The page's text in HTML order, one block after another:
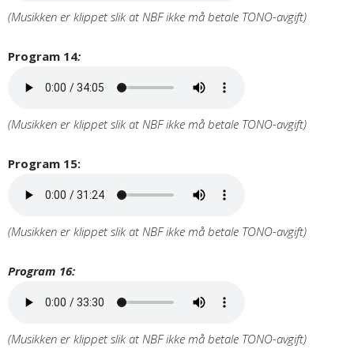
(Musikken er klippet slik at NBF ikke må betale TONO-avgift)
Program 14:
(Musikken er klippet slik at NBF ikke må betale TONO-avgift)
Program 15:
(Musikken er klippet slik at NBF ikke må betale TONO-avgift)
Program 16:
(Musikken er klippet slik at NBF ikke må betale TONO-avgift)